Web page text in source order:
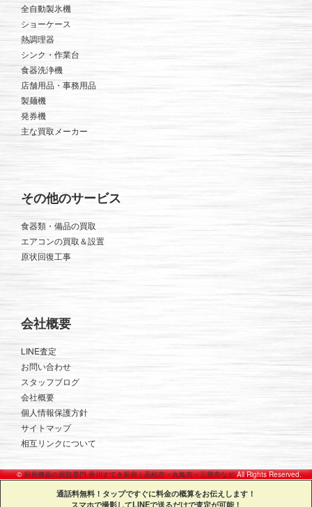
全自動製氷機
ショーケース
熱調理器
シンク・作業台
食器洗浄機
店舗用品・事務用品
製麺機
発券機
主な買取メーカー
その他のサービス
食器類・備品の買取
エアコンの買取＆設置
原状回復工事
会社概要
LINE査定
お問い合わせ
スタッフブログ
会社概要
個人情報保護方針
サイトマップ
相互リンクについて
©厨房機器の買取専門 香川すてき厨房｜高松市・丸亀市・三豊市などAll Rights Reserved.
通話料無料！タップですぐに料金の概算をお伝えします！
スマホで撮影してLINEで送るだけで査定が可能！